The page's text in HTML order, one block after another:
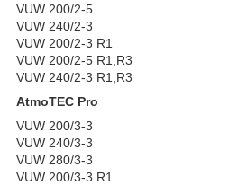
VUW 200/2-5
VUW 240/2-3
VUW 200/2-3 R1
VUW 200/2-5 R1,R3
VUW 240/2-3 R1,R3
AtmoTEC Pro
VUW 200/3-3
VUW 240/3-3
VUW 280/3-3
VUW 200/3-3 R1